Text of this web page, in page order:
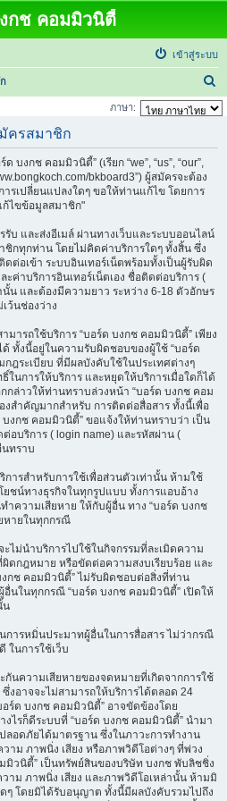
กช คอมมิวนิตี้
เข้าสู่ระบบ
น
ภาษา:
ครสมาชิก
งกช คอมมิวนิตี้” (เรียก “we”, “us”, “our”,
bkboard3”) ผู้สมัครจะต้อง
รเปลี่ยนแปลงใดๆ ขอให้ท่านแก้ไข โดยการ
ก้ไขข้อมูลสมาชิก"
บ และส่งอีเมล์ ผ่านทางเว็บและระบบออนไลน์
ชิกทุกท่าน โดยไม่คิดค่าบริการใดๆ ทั้งสิ้น ซึ่ง
ต่อเข้า ระบบอินเทอร์เน็ตพร้อมทั้งเป็นผู้รับผิด
ค่าบริการอินเทอร์เน็ตเอง ชื่อติดต่อบริการ (
น และต้องมีความยาว ระหว่าง 6-18 ตัวอักษร
ว้นช่องว่าง
ารถใช้บริการ “บอร์ด บงกช คอมมิวนิตี้” เพียง
ทั้งนี้อยู่ในความรับผิดชอบของผู้ใช้ “บอร์ด
ฎระเบียบ ที่มีผลบังคับใช้ในประเทศต่างๆ
ในการให้บริการ และหยุดให้บริการเมื่อใดก็ได้
ล่าวให้ท่านทราบล่วงหน้า “บอร์ด บงกช คอม
งสำคัญมากสำหรับ การติดต่อสื่อสาร ทั้งนี้เพื่อ
บงกช คอมมิวนิตี้” ขอแจ้งให้ท่านทราบว่า เป็น
อบริการ ( login name) และรหัสผ่าน (
ทราบ
การสำหรับการใช้เพื่อส่วนตัวเท่านั้น ห้ามใช้
ยชน์ทางธุรกิจในทุกรูปแบบ ทั้งการแอบอ้าง
ำความเสียหาย ให้กับผู้อื่น ทาง “บอร์ด บงกช
หายในทุกกรณี
ไม่นำบริการไปใช้ในกิจกรรมที่ละเมิดความ
ดกฎหมาย หรือขัดต่อความสงบเรียบร้อย และ
กช คอมมิวนิตี้” ไม่รับผิดชอบต่อสิ่งที่ท่าน
อื่นในทุกกรณี “บอร์ด บงกช คอมมิวนิตี้” เปิดให้
น
ารหมิ่นประมาทผู้อื่นในการสื่อสาร ไม่ว่ากรณี
ในการใช้เว็บ
กันความเสียหายของจดหมายที่เกิดจากการใช้
งอาจจะไม่สามารถให้บริการได้ตลอด 24
อร์ด บงกช คอมมิวนิตี้” อาจขัดข้องโดย
ไรก็ดีระบบที่ “บอร์ด บงกช คอมมิวนิตี้” นำมา
อดภัยได้มาตรฐาน ซึ่งในภาวะการทำงาน
าม ภาพนิ่ง เสียง หรือภาพวิดีโอต่างๆ ที่พ่วง
วนิตี้” เป็นทรัพย์สินของบริษัท บงกช พับลิชชิ่ง
าม ภาพนิ่ง เสียง และภาพวิดีโอเหล่านั้น ห้ามมิ
ๆ โดยมิได้รับอนุญาต ทั้งนี้มีผลบังคับรวมไปถึง